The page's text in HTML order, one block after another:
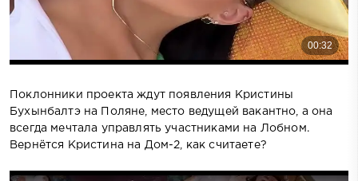
Поклонники проекта ждут появления Кристины
Бухынбалтэ на Поляне, место ведущей вакантно, а она
всегда мечтала управлять участниками на Лобном.
Вернётся Кристина на Дом-2, как считаете?